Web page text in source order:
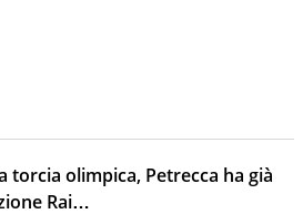
torcia olimpica, Petrecca ha già
Rai…